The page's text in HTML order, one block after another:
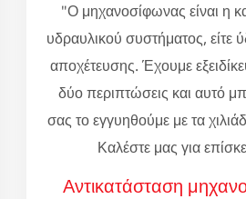
"Ο μηχανοσίφωνας είναι η
υδραυλικού συστήματος, είτε
αποχέτευσης. Έχουμε
δύο περιπτώσεις και αυτό
σας το εγγυηθούμε με τα
Καλέστε μας για
Αντικατάσταση